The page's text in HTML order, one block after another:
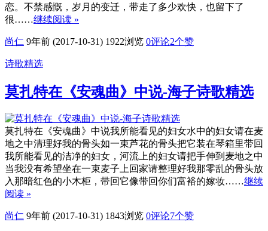
恋。不禁感慨，岁月的变迁，带走了多少欢快，也留下了
很……继续阅读 »
尚仁 9年前 (2017-10-31) 1922浏览 0评论2个赞
诗歌精选
莫扎特在《安魂曲》中说-海子诗歌精选
莫扎特在《安魂曲》中说我所能看见的妇女水中的妇女请在麦
地之中清理好我的骨头如一束芦花的骨头把它装在琴箱里带回
我所能看见的洁净的妇女，河流上的妇女请把手伸到麦地之中
当我没有希望坐在一束麦子上回家请整理好我那零乱的骨头放
入那暗红色的小木柜，带回它像带回你们富裕的嫁妆……继续
阅读 »
尚仁 9年前 (2017-10-31) 1843浏览 0评论7个赞